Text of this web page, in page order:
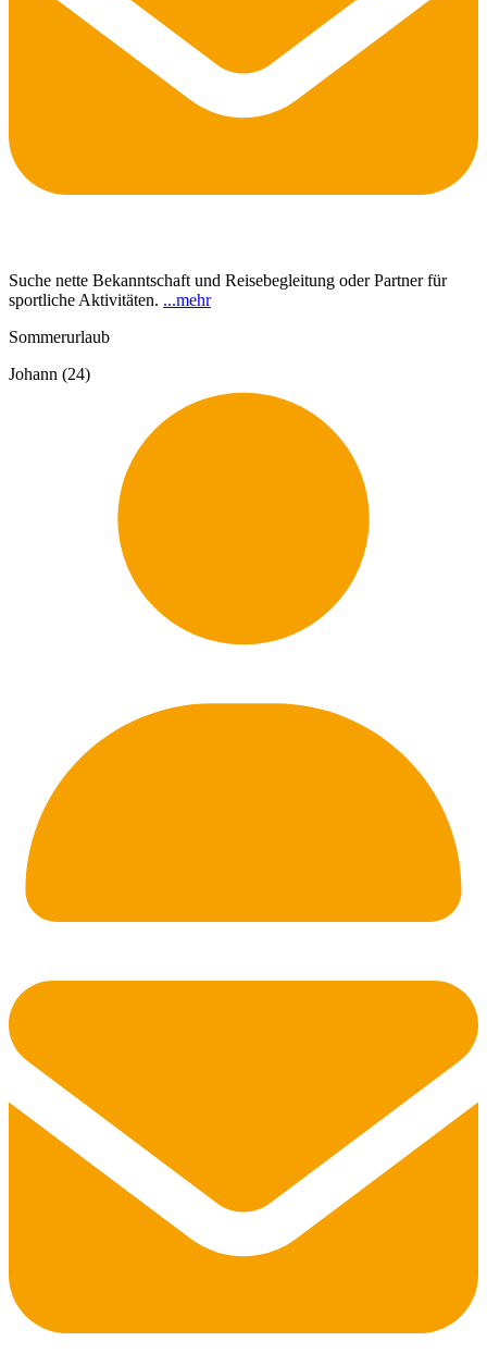
Suche nette Bekanntschaft und Reisebegleitung oder Partner für
sportliche Aktivitäten. ...mehr
Sommerurlaub
Johann (24)